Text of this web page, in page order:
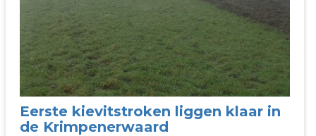
Eerste kievitstroken liggen klaar in
de Krimpenerwaard